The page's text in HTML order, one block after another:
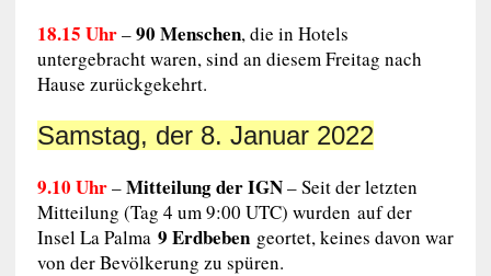
18.15 Uhr–90 Menschen, die in Hotels
untergebracht waren, sind an diesem Freitag nach
Hause zurückgekehrt.
Samstag, der 8. Januar 2022
9.10 Uhr–Mitteilung der IGN– Seit der letzten
Mitteilung (Tag 4 um 9:00 UTC) wurden auf der
Insel La Palma 9 Erdbebengeortet, keines davon war
von der Bevölkerung zu spüren.